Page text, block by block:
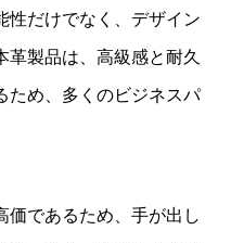
性だけでなく、デザイン
革製品は、高級感と耐久
ため、多くのビジネスパ
価であるため、手が出し